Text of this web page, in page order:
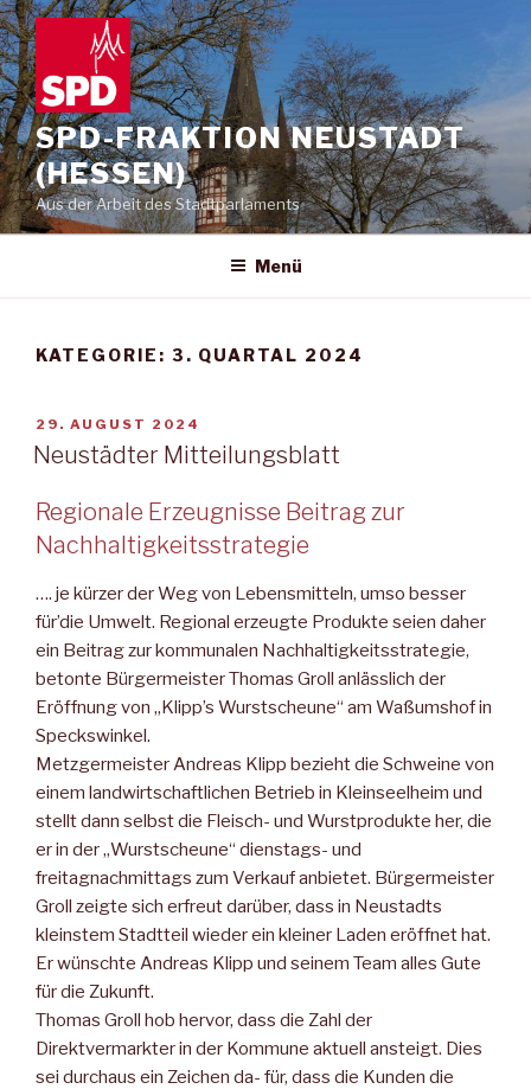
Zum
Inhalt
springen
SPD-FRAKTION NEUSTADT
(HESSEN)
Aus der Arbeit des Stadtparlaments
Menü
KATEGORIE: 3. QUARTAL 2024
VERÖFFENTLICHT
AM
29. AUGUST 2024
Neustädter Mitteilungsblatt
Regionale Erzeugnisse Beitrag zur
Nachhaltigkeitsstrategie
…. je kürzer der Weg von Lebensmitteln, umso besser
für’die Um­welt. Regional erzeugte Produkte seien daher
ein Beitrag zur kom­munalen Nachhaltigkeitsstrategie,
betonte Bürgermeister Thomas Groll anlässlich der
Eröffnung von „Klipp’s Wurstscheune“ am Waßumshof in
Speckswinkel.
Metzgermeister Andreas Klipp bezieht die Schweine von
einem landwirtschaftlichen Betrieb in Kleinseelheim und
stellt dann selbst die Fleisch- und Wurstprodukte her, die
er in der „Wurstscheune“ dienstags- und
freitagnachmittags zum Verkauf anbietet. Bürgermeister
Groll zeigte sich erfreut darüber, dass in Neu­stadts
kleinstem Stadtteil wieder ein kleiner Laden eröffnet hat.
Er wünschte Andreas Klipp und seinem Team alles Gute
für die Zukunft.
Thomas Groll hob hervor, dass die Zahl der
Direktvermarkter in der Kommune aktuell ansteigt. Dies
sei durchaus ein Zeichen da- für, dass die Kunden die